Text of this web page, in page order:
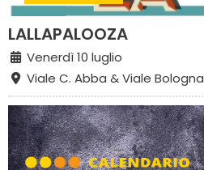
LALLAPALOOZA
Venerdì 10 luglio
Viale C. Abba & Viale Bologna